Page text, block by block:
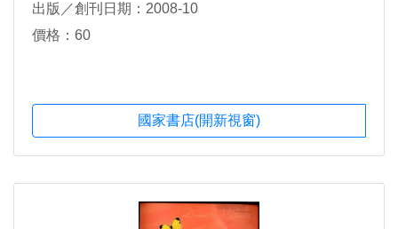
出版／創刊日期：2008-10
價格：60
國家書店(開新視窗)